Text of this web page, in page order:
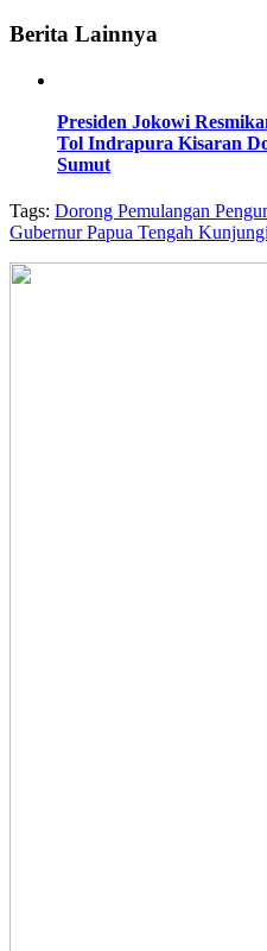
Berita Lainnya
Presiden Jokowi
Tol Indrapura Kisaran
Sumut
Tags: Dorong Pemulangan
Gubernur Papua Tengah